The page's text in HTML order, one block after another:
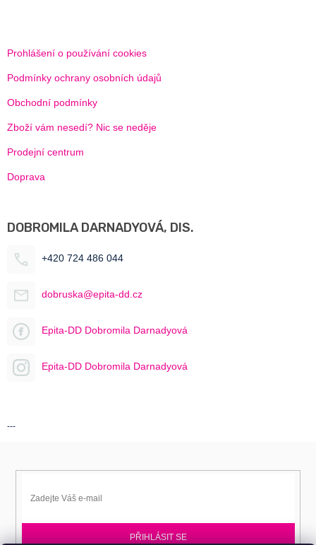
Prohlášení o používání cookies
Podmínky ochrany osobních údajů
Obchodní podmínky
Zboží vám nesedí? Nic se neděje
Prodejní centrum
Doprava
DOBROMILA DARNADYOVÁ, DIS.
+420 724 486 044
dobruska@epita-dd.cz
Epita-DD Dobromila Darnadyová
Epita-DD Dobromila Darnadyová
---
PŘIHLÁSIT SE